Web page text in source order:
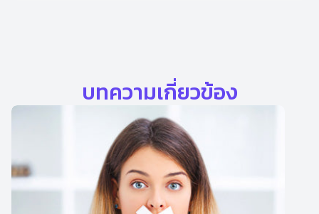
บทความเกี่ยวข้อง